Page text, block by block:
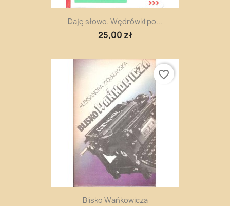
Daję słowo. Wędrówki po...
25,00 zł
Blisko Wańkowicza
favorite_border